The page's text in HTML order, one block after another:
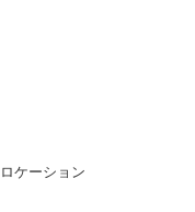
ロケーション